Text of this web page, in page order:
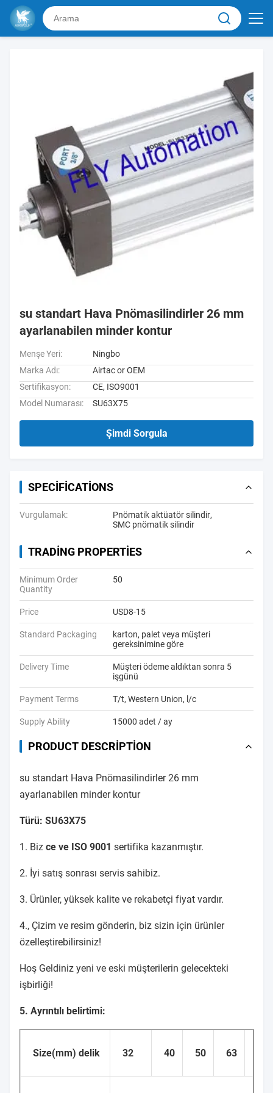
su standart Hava Pnömasilindirler 26 mm
ayarlanabilen minder kontur
Menşe Yeri:
Ningbo
Marka Adı:
Airtac or OEM
Sertifikasyon:
CE, ISO9001
Model Numarası:
SU63X75
Şimdi Sorgula
SPECIFICATIONS
Vurgulamak: Pnömatik aktüatör silindir,
SMC pnömatik silindir
TRADING PROPERTIES
Minimum Order
Quantity
50
Price USD8-15
Standard Packaging
karton, palet veya müşteri
gereksinimine göre
Delivery Time
Müşteri ödeme aldıktan sonra 5
işgünü
Payment Terms T/t, Western Union, l/c
Supply Ability 15000 adet / ay
PRODUCT DESCRIPTION
su standart Hava Pnömasilindirler 26 mm
ayarlanabilen minder kontur
Türü: SU63X75
1. Biz ce ve ISO 9001 sertifika kazanmıştır.
2. İyi satış sonrası servis sahibiz.
3. Ürünler, yüksek kalite ve rekabetçi fiyat vardır.
4., Çizim ve resim gönderin, biz sizin için ürünler
özelleştirebilirsiniz!
Hoş Geldiniz yeni ve eski müşterilerin gelecekteki
işbirliği!
5. Ayrıntılı belirtimi:
Size(mm) delik 32 40 50 63